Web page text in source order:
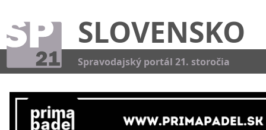
SLOVENSKO
Spravodajský portál 21. storočia